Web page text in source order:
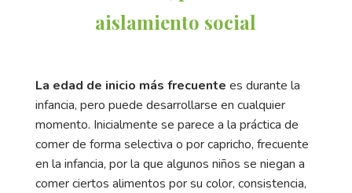
aislamiento social
La edad de inicio más frecuente es durante la
infancia, pero puede desarrollarse en cualquier
momento. Inicialmente se parece a la práctica de
comer de forma selectiva o por capricho, frecuente
en la infancia, por la que algunos niños se niegan a
comer ciertos alimentos por su color, consistencia,